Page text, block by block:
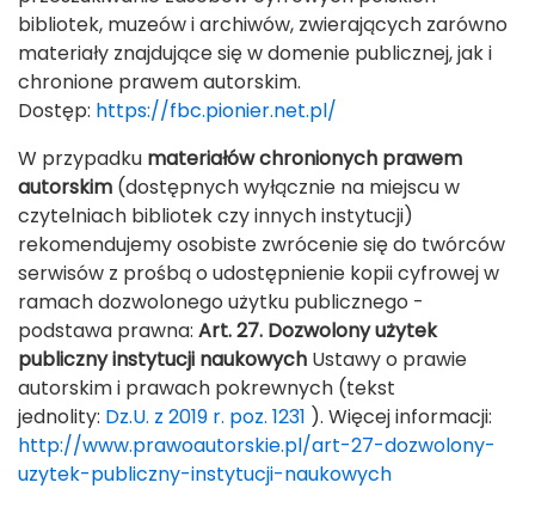
bibliotek, muzeów i archiwów, zwierających zarówno
materiały znajdujące się w domenie publicznej, jak i
chronione prawem autorskim.
Dostęp: https://fbc.pionier.net.pl/
W przypadku materiałów chronionych prawem
autorskim (dostępnych wyłącznie na miejscu w
czytelniach bibliotek czy innych instytucji)
rekomendujemy osobiste zwrócenie się do twórców
serwisów z prośbą o udostępnienie kopii cyfrowej w
ramach dozwolonego użytku publicznego -
podstawa prawna: Art. 27. Dozwolony użytek
publiczny instytucji naukowych Ustawy o prawie
autorskim i prawach pokrewnych (tekst
jednolity: Dz.U. z 2019 r. poz. 1231 ). Więcej informacji:
http://www.prawoautorskie.pl/art-27-dozwolony-
uzytek-publiczny-instytucji-naukowych